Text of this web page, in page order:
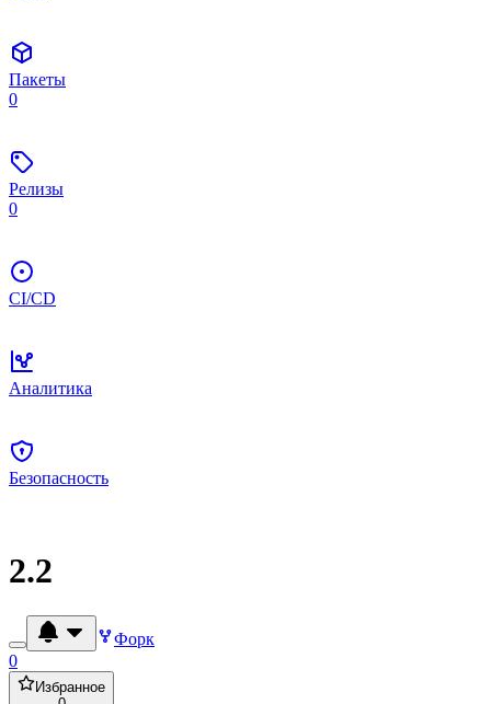
Пакеты
0
Релизы
0
CI/CD
Аналитика
Безопасность
2.2
Форк
0
Избранное